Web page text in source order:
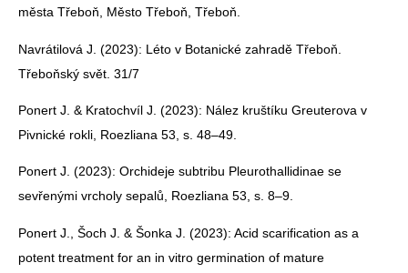
města Třeboň, Město Třeboň, Třeboň.
Navrátilová J. (2023): Léto v Botanické zahradě Třeboň.
Třeboňský svět. 31/7
Ponert J. & Kratochvíl J. (2023): Nález kruštíku Greuterova v
Pivnické rokli, Roezliana 53, s. 48–49.
Ponert J. (2023): Orchideje subtribu Pleurothallidinae se
sevřenými vrcholy sepalů, Roezliana 53, s. 8–9.
Ponert J., Šoch J. & Šonka J. (2023): Acid scarification as a
potent treatment for an in vitro germination of mature